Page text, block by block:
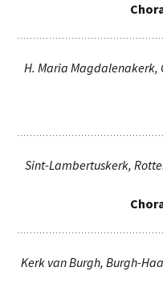
H. Maria Magdalenakerk,
Sint-Lambertuskerk,
Kerk van Burgh, Burgh-